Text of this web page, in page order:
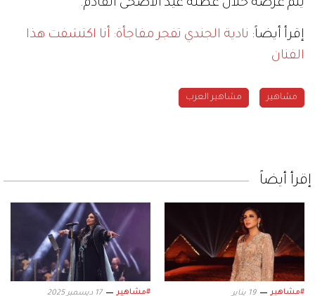
يتم عرضه خلال عطلة عيد الأضحى القادم.
إقرأ أيضاً: نادية الجندي تفجر مفاجأة: أنا اكتشفت هذا
الفنان
مشاهير مشاهير العرب
إقرأ أيضاً
#مشاهير 19 يناير #مشاهير 17 ديسمبر 2025